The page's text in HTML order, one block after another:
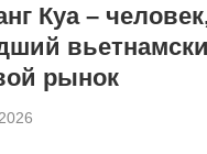
Куа –
рынок